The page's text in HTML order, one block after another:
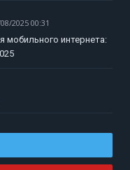
2025 00:31
мобильного интернета: